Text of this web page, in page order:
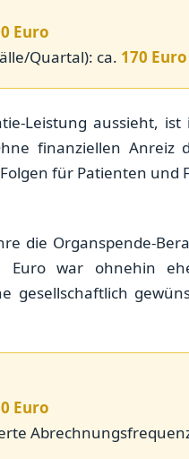
Euro
Quartal): ca. 170 Euro
Leistung aussieht,
finanziellen Anreiz
für Patienten und
die Organspende-
war ohnehin
gesellschaftlich
Euro